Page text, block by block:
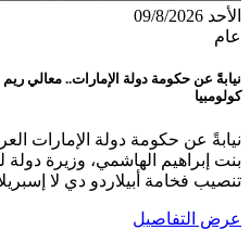
الأحد 09/8/2026
عام
نيابةً عن حكومة دولة الإمارات.. معالي
كولومبيا
نيابةً عن حكومة دولة الإمارات
بنت إبراهيم الهاشمي، وزيرة
تنصيب فخامة أبيلاردو دي لا
عرض التفاصيل